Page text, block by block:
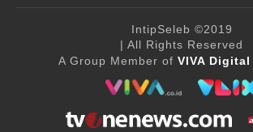
IntipSeleb ©2019
| All Rights Reserved
A Group Member of VIVA